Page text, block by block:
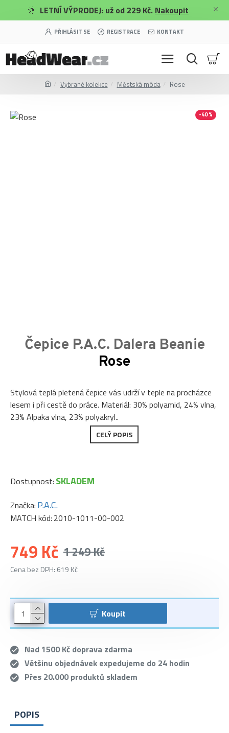
🌞 LETNÍ VÝPRODEJ: už od 229 Kč. Nakoupit
PŘIHLÁSIT SE REGISTRACE KONTAKT
Vybrané kolekce Městská móda Rose
-40 %
Čepice P.A.C. Dalera Beanie
Rose
Stylová teplá pletená čepice vás udrží v teple na procházce
lesem i při cestě do práce. Materiál: 30% polyamid, 24% vlna,
23% Alpaka vlna, 23% polyakryl..
CELÝ POPIS
749 Kč 1 249 Kč
Cena bez DPH: 619 Kč
Dostupnost: SKLADEM
Značka: P.A.C.
MATCH kód: 2010-1011-00-002
Koupit
Nad 1500 Kč doprava zdarma
Většinu objednávek expedujeme do 24 hodin
Přes 20.000 produktů skladem
POPIS